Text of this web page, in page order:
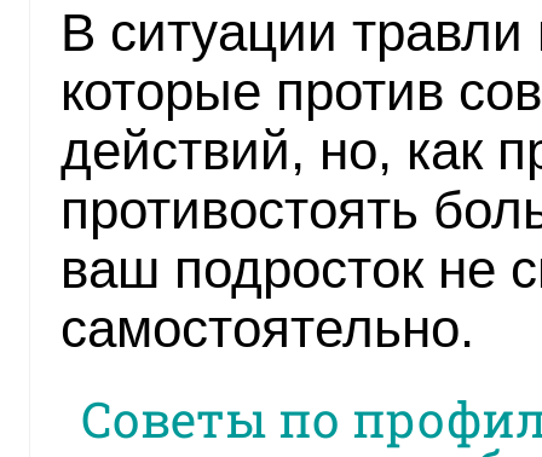
В ситуации травли
которые против
действий, но, как
противостоять
ваш подросток не
самостоятельно.
Советы по